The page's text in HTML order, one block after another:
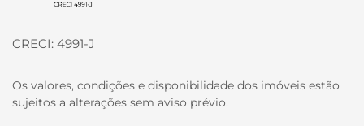
CRECI: 4991-J
Os valores, condições e disponibilidade dos imóveis estão
sujeitos a alterações sem aviso prévio.